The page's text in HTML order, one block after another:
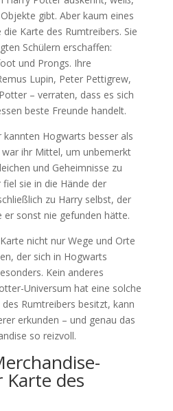
gibt. Aber kaum eines
Karte des Rumtreibers. Sie
Schülern erschaffen:
und Prongs. Ihre
Lupin, Peter Pettigrew,
– verraten, dass es sich
beste Freunde handelt.
Hogwarts besser als
ihr Mittel, um unbemerkt
und Geheimnisse zu
sie in die Hände der
zu Harry selbst, der
er sonst nie gefunden hätte.
nicht nur Wege und Orte
der sich in Hogwarts
Kein anderes
Universum hat eine solche
Rumtreibers besitzt, kann
erkunden – und genau das
so reizvoll.
des